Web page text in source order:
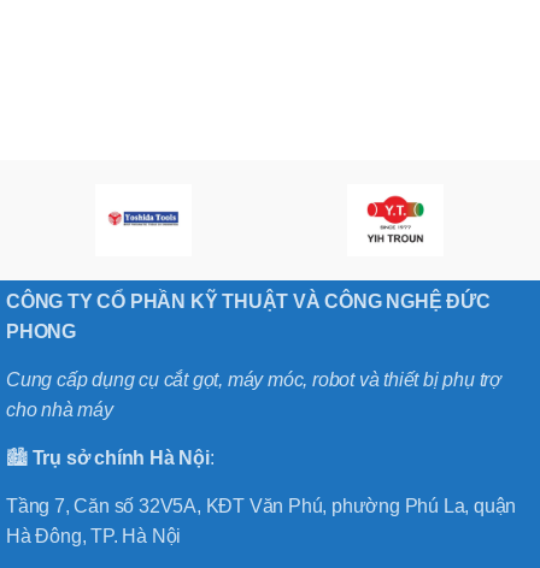
CÔNG TY CỔ PHẦN KỸ THUẬT VÀ CÔNG NGHỆ ĐỨC
PHONG
Cung cấp dụng cụ cắt gọt, máy móc, robot và thiết bị phụ trợ
cho nhà máy
🏙️ Trụ sở chính Hà Nội:
Tầng 7, Căn số 32V5A, KĐT Văn Phú, phường Phú La, quận
Hà Đông, TP. Hà Nội